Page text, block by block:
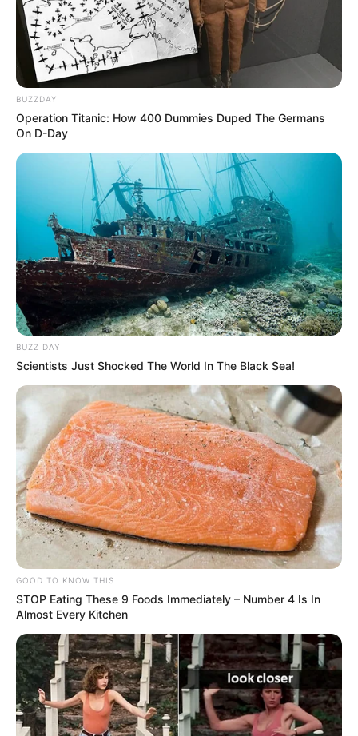
BUZZDAY
Operation Titanic: How 400 Dummies Duped The Germans
On D-Day
BUZZ DAY
Scientists Just Shocked The World In The Black Sea!
GOOD TO KNOW THIS
STOP Eating These 9 Foods Immediately – Number 4 Is In
Almost Every Kitchen